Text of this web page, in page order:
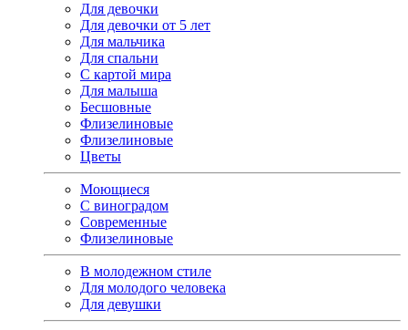
Для девочки
Для девочки от 5 лет
Для мальчика
Для спальни
С картой мира
Для малыша
Бесшовные
Флизелиновые
Флизелиновые
Цветы
Моющиеся
С виноградом
Современные
Флизелиновые
В молодежном стиле
Для молодого человека
Для девушки